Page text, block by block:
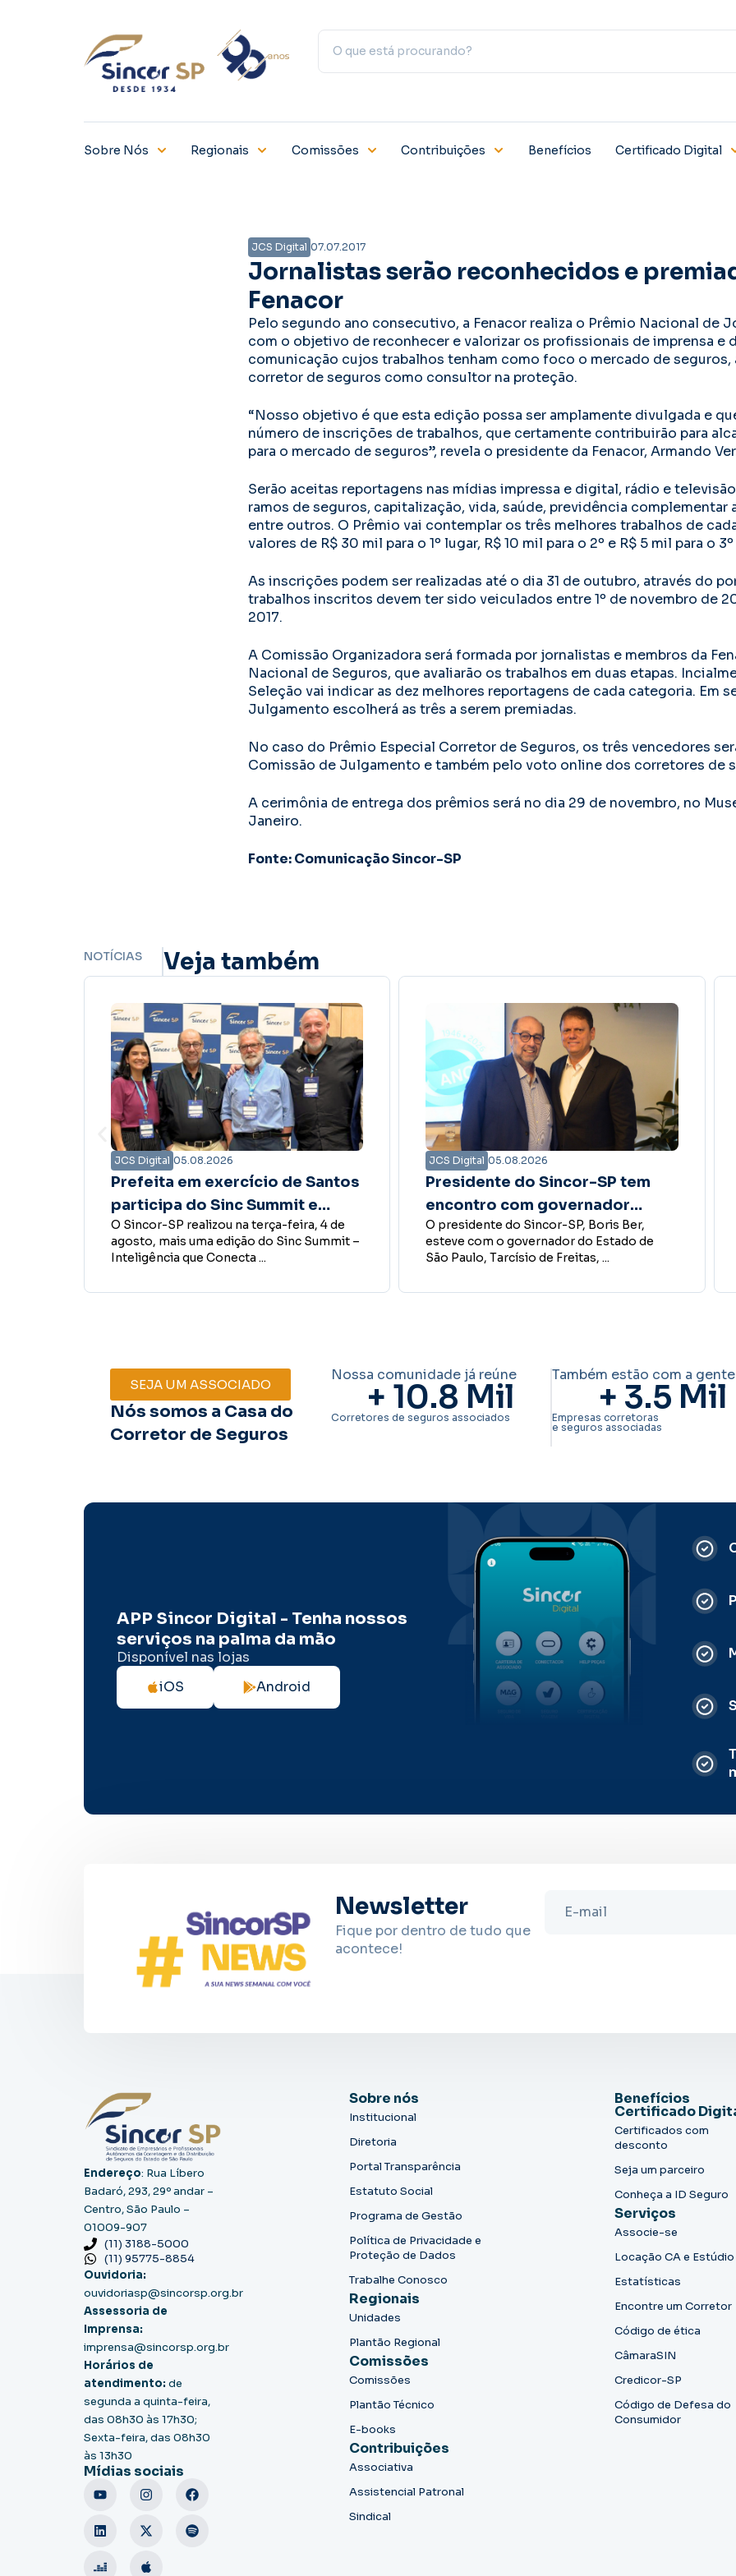
Sobre Nós Regionais Comissões Contribuições Benefícios Certificado Digital
JCS Digital 07.07.2017
Jornalistas serão reconhecidos e
Fenacor
Pelo segundo ano consecutivo, a Fenacor realiza o Prêmio Nacional de
com o objetivo de reconhecer e valorizar os profissionais de imprensa e
comunicação cujos trabalhos tenham como foco o mercado de seguros,
corretor de seguros como consultor na proteção.
“Nosso objetivo é que esta edição possa ser amplamente divulgada e
número de inscrições de trabalhos, que certamente contribuirão para
para o mercado de seguros”, revela o presidente da Fenacor, Armando
Serão aceitas reportagens nas mídias impressa e digital, rádio e
ramos de seguros, capitalização, vida, saúde, previdência complementar
entre outros. O Prêmio vai contemplar os três melhores trabalhos de
valores de R$ 30 mil para o 1º lugar, R$ 10 mil para o 2º e R$ 5 mil para o
As inscrições podem ser realizadas até o dia 31 de outubro, através do
trabalhos inscritos devem ter sido veiculados entre 1º de novembro de
2017.
A Comissão Organizadora será formada por jornalistas e membros da
Nacional de Seguros, que avaliarão os trabalhos em duas etapas.
Seleção vai indicar as dez melhores reportagens de cada categoria. Em
Julgamento escolherá as três a serem premiadas.
No caso do Prêmio Especial Corretor de Seguros, os três vencedores
Comissão de Julgamento e também pelo voto online dos corretores de
A cerimônia de entrega dos prêmios será no dia 29 de novembro, no
Janeiro.
Fonte: Comunicação Sincor-SP
NOTÍCIAS Veja também
JCS Digital 05.08.2026
Presidente do Sincor-SP tem
encontro com governador
Tarcísio de Freitas para
fortalecer diálogo em prol do
O presidente do Sincor-SP, Boris Ber,
esteve com o governador do Estado de
São Paulo, Tarcísio de Freitas, ...
JCS Digital 04.08.2026
Pesquisa vai escolher os
destaques do Insurance Corp
Awards 2026
A Revista Insurance Corp abriu a pesquisa
que definirá os vencedores da 8ª edição do
Insurance Corp Awards ...
SEJA UM ASSOCIADO
Nós somos a Casa do
Corretor de Seguros
Nossa comunidade já reúne
+ 10.8 Mil
Corretores de seguros associados
Também estão com a gente
+ 3.5 Mil
Empresas corretoras
e seguros associadas
APP Sincor Digital - Tenha nossos
serviços na palma da mão
Disponível nas lojas
iOS
Android
Newsletter
Fique por dentro de tudo que
acontece!
Endereço: Rua Líbero
Badaró, 293, 29º andar –
Centro, São Paulo –
01009-907
(11) 3188-5000
(11) 95775-8854
Ouvidoria:
ouvidoriasp@sincorsp.org.br
Assessoria de
Imprensa:
imprensa@sincorsp.org.br
Horários de
atendimento: de
segunda a quinta-feira,
das 08h30 às 17h30;
Sexta-feira, das 08h30
às 13h30
Mídias sociais
Sobre nós
Institucional
Diretoria
Portal Transparência
Estatuto Social
Programa de Gestão
Política de Privacidade e
Proteção de Dados
Trabalhe Conosco
Regionais
Unidades
Plantão Regional
Comissões
Comissões
Plantão Técnico
E-books
Contribuições
Associativa
Assistencial Patronal
Sindical
Benefícios
Certificado
Certificados com
desconto
Seja um parceiro
Conheça a ID Seguro
Serviços
Associe-se
Locação CA e Estúdio
Estatísticas
Encontre um Corretor
Código de ética
CâmaraSIN
Credicor-SP
Código de Defesa do
Consumidor